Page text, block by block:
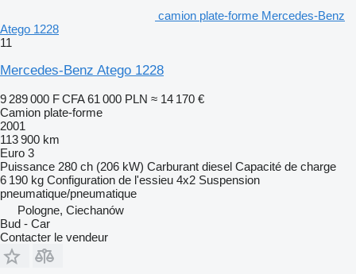
camion plate-forme Mercedes-Benz
Atego 1228
11
Mercedes-Benz Atego 1228
9 289 000 F CFA 61 000 PLN ≈ 14 170 €
Camion plate-forme
2001
113 900 km
Euro 3
Puissance 280 ch (206 kW) Carburant diesel Capacité de charge
6 190 kg Configuration de l'essieu 4x2 Suspension
pneumatique/pneumatique
Pologne, Ciechanów
Bud - Car
Contacter le vendeur